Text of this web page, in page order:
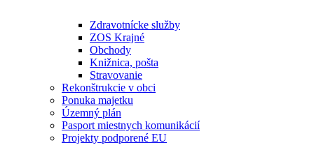
Zdravotnícke služby
ZOS Krajné
Obchody
Knižnica, pošta
Stravovanie
Rekonštrukcie v obci
Ponuka majetku
Územný plán
Pasport miestnych komunikácií
Projekty podporené EU